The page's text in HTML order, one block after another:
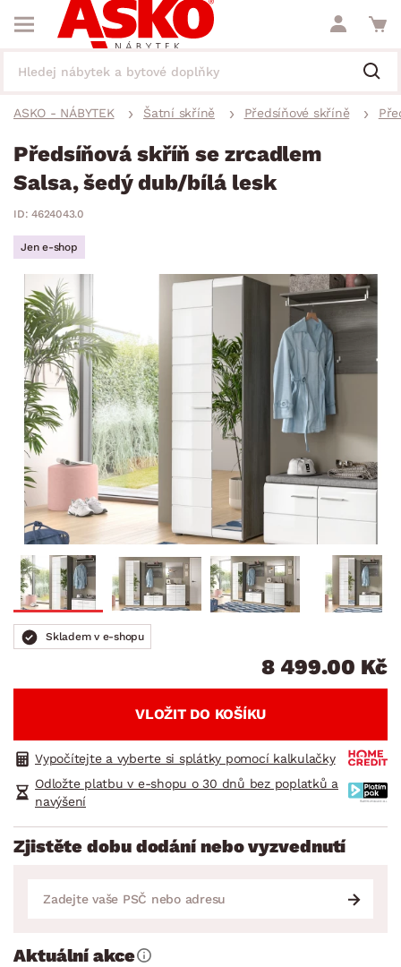
ASKO - NÁBYTEK Šatní skříně Předsíňové skříně
Předsíňová skříň se zrcadlem
Salsa, šedý dub/bílá lesk
ID: 4624043.0
Jen e-shop
Skladem v e-shopu
8 499.00 Kč
VLOŽIT DO KOŠÍKU
Vypočítejte a vyberte si splátky pomocí kalkulačky
Odložte platbu v e-shopu o 30 dnů bez poplatků a
navýšení
Zjistěte dobu dodání nebo vyzvednutí
Aktuální akce